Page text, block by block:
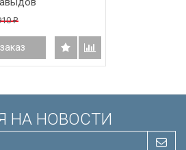
₽
НА НОВОСТИ